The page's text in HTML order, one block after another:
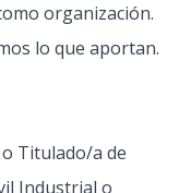
organización.
lo que aportan.
Titulado/a de
Industrial o